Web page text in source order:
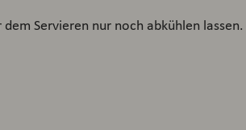
Servieren nur noch abkühlen lassen.